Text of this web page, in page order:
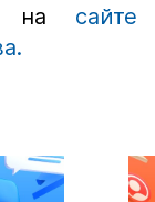
на сайте